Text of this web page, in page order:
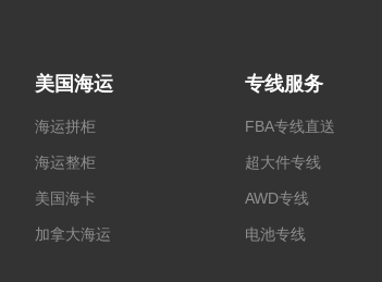
美国海运
海运拼柜
海运整柜
美国海卡
加拿大海运
专线服务
FBA专线直送
超大件专线
AWD专线
电池专线